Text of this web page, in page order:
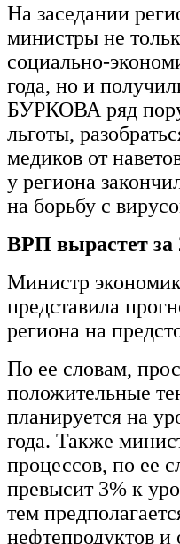
На заседании
министры не
социально-
года, но и
БУРКОВА ряд
льготы,
медиков от
у региона
на борьбу с
ВРП вырастет за
Министр
представила
региона на
По ее словам,
положительные
планируется на
года. Также
процессов, по ее
превысит 3% к
тем
нефтепродуктов и